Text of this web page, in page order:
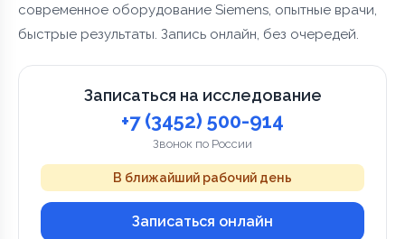
современное оборудование Siemens, опытные врачи,
быстрые результаты. Запись онлайн, без очередей.
Записаться на исследование
+7 (3452) 500-914
Звонок по России
В ближайший рабочий день
Записаться онлайн